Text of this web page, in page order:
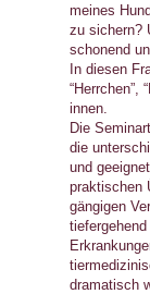
meines
zu sichern?
schonend
In diesen
“Herrchen”,
innen.
Die
die
und
praktischen
gängigen
dramatisch